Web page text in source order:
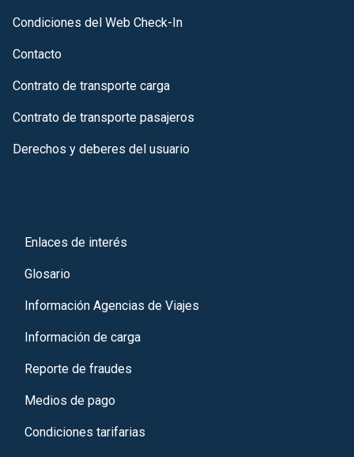
Condiciones del Web Check-In
Contacto
Contrato de transporte carga
Contrato de transporte pasajeros
Derechos y deberes del usuario
Enlaces de interés
Glosario
Información Agencias de Viajes
Información de carga
Reporte de fraudes
Medios de pago
Condiciones tarifarias